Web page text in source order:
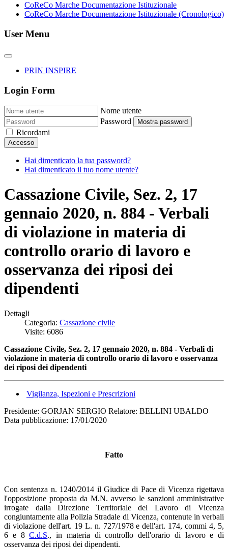
CoReCo Marche Documentazione Istituzionale
CoReCo Marche Documentazione Istituzionale (Cronologico)
User Menu
PRIN INSPIRE
Login Form
Nome utente
Password
Mostra password
Ricordami
Accesso
Hai dimenticato la tua password?
Hai dimenticato il tuo nome utente?
Cassazione Civile, Sez. 2, 17
gennaio 2020, n. 884 - Verbali
di violazione in materia di
controllo orario di lavoro e
osservanza dei riposi dei
dipendenti
Dettagli
Categoria: Cassazione civile
Visite: 6086
Cassazione Civile, Sez. 2, 17 gennaio 2020, n. 884 - Verbali di
violazione in materia di controllo orario di lavoro e osservanza
dei riposi dei dipendenti
Vigilanza, Ispezioni e Prescrizioni
Presidente: GORJAN SERGIO Relatore: BELLINI UBALDO
Data pubblicazione: 17/01/2020
Fatto
Con sentenza n. 1240/2014 il Giudice di Pace di Vicenza rigettava
l'opposizione proposta da M.N. avverso le sanzioni amministrative
irrogate dalla Direzione Territoriale del Lavoro di Vicenza
congiuntamente alla Polizia Stradale di Vicenza, contenute in verbali
di violazione dell'art. 19 L. n. 727/1978 e dell'art. 174, commi 4, 5,
6 e 8C.d.S., in materia di controllo dell'orario di lavoro e di
osservanza dei riposi dei dipendenti.